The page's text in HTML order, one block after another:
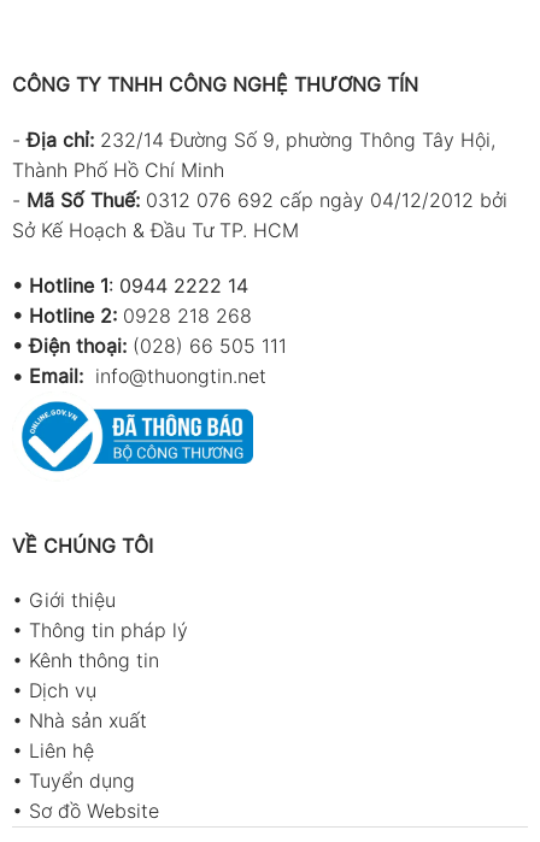
CÔNG TY TNHH CÔNG NGHỆ THƯƠNG TÍN
-Địa chỉ: 232/14 Đường Số 9, phường Thông Tây Hội,
Thành Phố Hồ Chí Minh
- Mã Số Thuế: 0312 076 692 cấp ngày 04/12/2012 bởi
Sở Kế Hoạch & Đầu Tư TP. HCM
• Hotline 1: 0944 2222 14
• Hotline 2: 0928 218 268
• Điện thoại: (028) 66 505 111
• Email: info@thuongtin.net
VỀ CHÚNG TÔI
• Giới thiệu
• Thông tin pháp lý
• Kênh thông tin
• Dịch vụ
• Nhà sản xuất
• Liên hệ
• Tuyển dụng
• Sơ đồ Website